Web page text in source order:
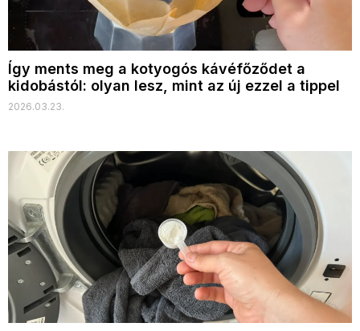
Így ments meg a kotyogós kávéfőződet a
kidobástól: olyan lesz, mint az új ezzel a tippel
2026.03.23.